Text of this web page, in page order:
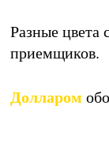
Разные цвета
приемщиков.
Долларом